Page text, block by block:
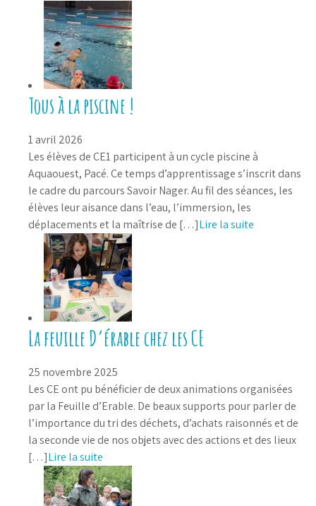
Tous à la piscine !
1 avril 2026
Les élèves de CE1 participent à un cycle piscine à
Aquaouest, Pacé. Ce temps d’apprentissage s’inscrit dans
le cadre du parcours Savoir Nager. Au fil des séances, les
élèves leur aisance dans l’eau, l’immersion, les
déplacements et la maîtrise de […]Lire la suite
La feuille D’érable chez les CE
25 novembre 2025
Les CE ont pu bénéficier de deux animations organisées
par la Feuille d’Erable. De beaux supports pour parler de
l’importance du tri des déchets, d’achats raisonnés et de
la seconde vie de nos objets avec des actions et des lieux
[…]Lire la suite